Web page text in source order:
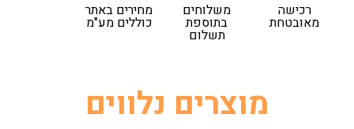
רכישה
מאובטחת
משלוחים
בתוספת
תשלום
מחירים באתר
כוללים מע"מ
מוצרים נלווים